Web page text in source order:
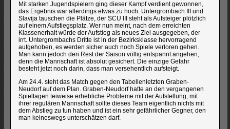
Mit starken Jugendspielern ging dieser Kampf verdient gewonnen,
das Ergebnis war allerdings etwas zu hoch. Untergrombach III und
Slavija tauschen die Plätze, der SCU III steht als Aufsteiger plötzlich
auf einem Aufstiegsplatz. Wer nun meint, nach dem erreichten
Klassenerhalt würde der Aufstieg als neues Ziel ausgegeben, der
irrt. Untergrombachs Dritte ist in der Bezirksklasse hervorragend
aufgehoben, es werden sicher auch noch Spiele verloren gehen.
Man kann jedoch den Rest der Saison völlig entspannt angehen,
denn die Mannschaft ist absolut gesichert. Die einzige Gefahr
besteht jetzt noch darin, dass man versehentlich aufsteigt.
Am 24.4. steht das Match gegen den Tabellenletzten Graben-
Neudorf auf dem Plan. Graben-Neudorf hatte an den vergangenen
Spieltagen teiweise erhebliche Probleme mit der Aufstellung, mit
ihrer regulären Mannschaft sollte dieses Team eigentlich nichts mit
dem Abstieg zu tun haben und ist ein sehr gefährlicher Gegner, den
man keineswegs unterschätzen darf.